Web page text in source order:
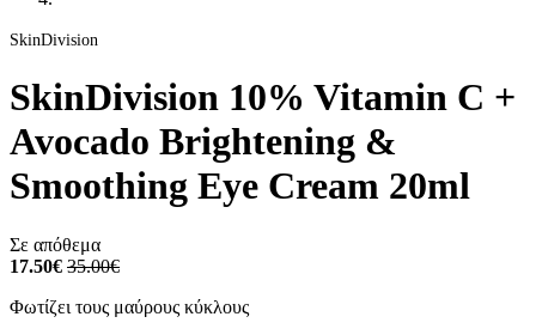
SkinDivision
SkinDivision 10% Vitamin C +
Avocado Brightening &
Smoothing Eye Cream 20ml
Σε απόθεμα
17.50€ 35.00€
Φωτίζει τους μαύρους κύκλους